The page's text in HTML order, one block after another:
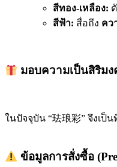
สีทอง-เหลือง:
สีฟ้า: สื่อถึง คว
มอบความเป็นสิริม
ในปัจจุบัน “珐琅彩” จึงเป็
ข้อมูลการสั่งซื้อ